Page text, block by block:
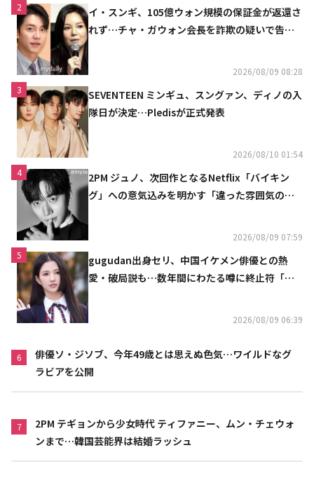
2
イ・スンギ、105億ウォン規模の保証金が返還さ
れず…チャ・ガウォン会長を詐欺の疑いで告訴
2026/08/09 08:28
3
SEVENTEEN ミンギュ、スングァン、ディノの入
隊日が決定…Pledisが正式発表
2026/08/10 01:54
4
2PM ジュノ、次回作となるNetflix「バイキン
グ」への意気込みを明かす「違った雰囲気の姿
2026/08/09 07:59
5
gugudan出身セリ、中国イケメン俳優との熱
愛・破局説も…数年間にわたる噂に終止符「邪
2026/08/09 06:39
6
俳優ソ・ジソブ、今年49歳とは思えぬ色気…ワイルドなグ
ラビアを公開
7
2PM テギョンから少女時代 ティファニー、ムン・チェウォ
ンまで…韓国芸能界は結婚ラッシュ